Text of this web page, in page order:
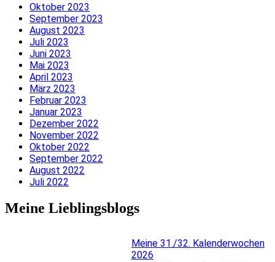
Oktober 2023
September 2023
August 2023
Juli 2023
Juni 2023
Mai 2023
April 2023
März 2023
Februar 2023
Januar 2023
Dezember 2022
November 2022
Oktober 2022
September 2022
August 2022
Juli 2022
Meine Lieblingsblogs
Meine 31./32. Kalenderwochen
2026